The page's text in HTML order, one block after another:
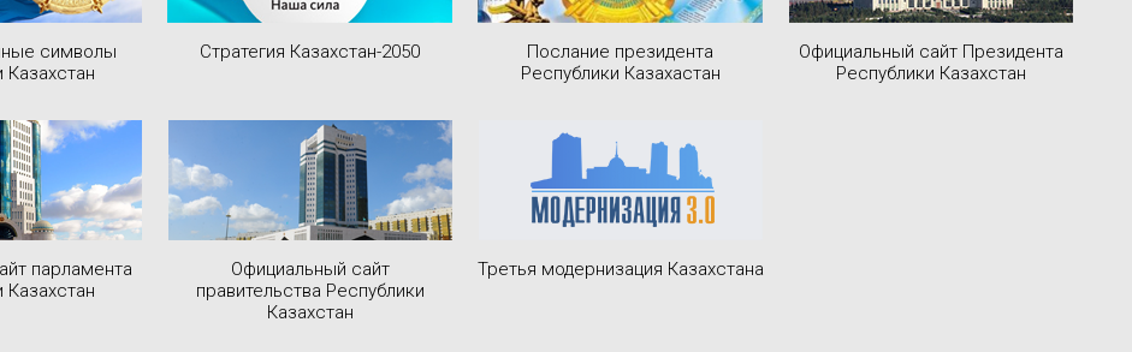
символы
Казахстан
Стратегия Казахстан-2050
Послание президента
Республики Казахастан
Официальный сайт Президента
Республики Казахстан
парламента
Казахстан
Официальный сайт
правительства Республики
Казахстан
Третья модернизация Казахстана